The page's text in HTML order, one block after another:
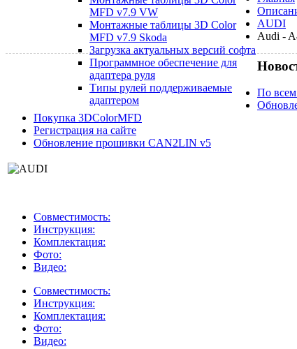
MFD v7.9 VW
Монтажные таблицы 3D Color
MFD v7.9 Skoda
Загрузка актуальных версий софта
Программное обеспечение для
адаптера руля
Типы рулей поддерживаемые
адаптером
AUDI
Audi -
По
Покупка 3DColorMFD
Регистрация на сайте
Обновление прошивки CAN2LIN v5
Совместимость:
Инструкция:
Комплектация:
Фото:
Видео:
Совместимость:
Инструкция:
Комплектация:
Фото:
Видео: